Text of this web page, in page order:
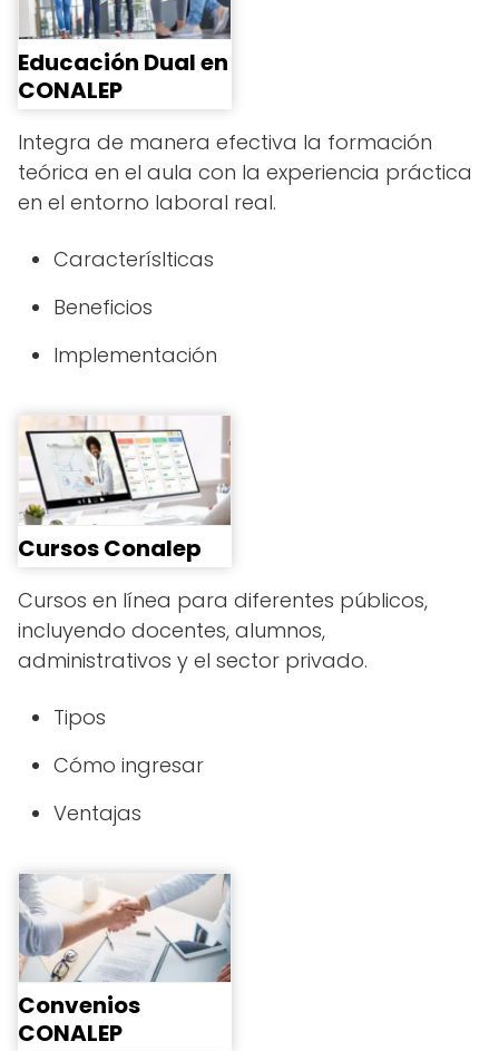
Educación Dual en
CONALEP
Integra de manera efectiva la formación
teórica en el aula con la experiencia práctica
en el entorno laboral real.
Caracteríslticas
Beneficios
Implementación
Cursos Conalep
Cursos en línea para diferentes públicos,
incluyendo docentes, alumnos,
administrativos y el sector privado.
Tipos
Cómo ingresar
Ventajas
Convenios
CONALEP